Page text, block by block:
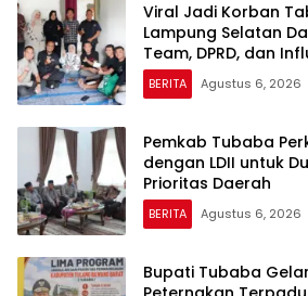
Viral Jadi Korban
Lampung Selatan
Team, DPRD, dan
BERITA Agustus 6, 2026
Pemkab Tubaba
dengan LDII untuk
Prioritas Daerah
BERITA Agustus 6, 2026
Bupati Tubaba